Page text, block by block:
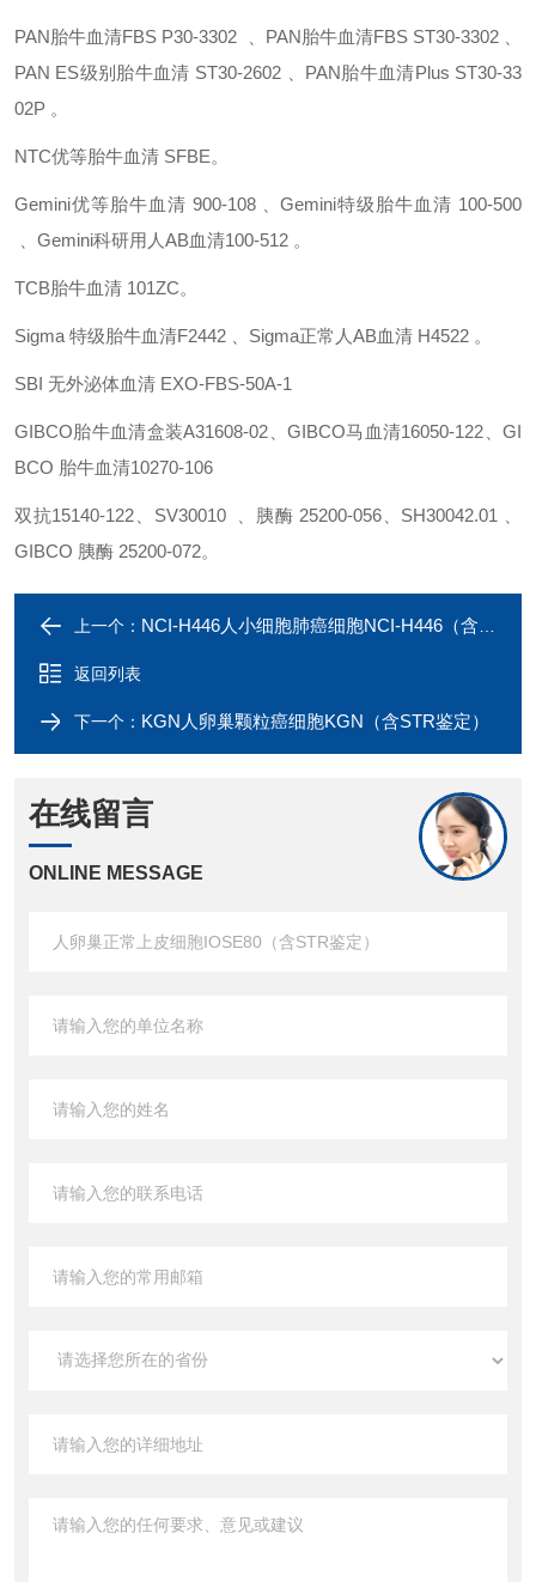
PAN胎牛血清FBS P30-3302 、PAN胎牛血清FBS ST30-3302 、
PAN ES级别胎牛血清 ST30-2602 、PAN胎牛血清Plus ST30-33
02P 。
NTC优等胎牛血清 SFBE。
Gemini优等胎牛血清 900-108 、Gemini特级胎牛血清 100-500
、Gemini科研用人AB血清100-512 。
TCB胎牛血清 101ZC。
Sigma 特级胎牛血清F2442 、Sigma正常人AB血清 H4522 。
SBI 无外泌体血清 EXO-FBS-50A-1
GIBCO胎牛血清盒装A31608-02、 GIBCO马血清16050-122 、GI
BCO 胎牛血清10270-106
双抗15140-122、SV30010 、胰酶 25200-056、SH30042.01 、
GIBCO 胰酶 25200-072。
上一个： NCI-H446人小细胞肺癌细胞NCI-H446（含STR鉴定）
返回列表
下一个： KGN人卵巢颗粒癌细胞KGN（含STR鉴定）
在线留言
ONLINE MESSAGE